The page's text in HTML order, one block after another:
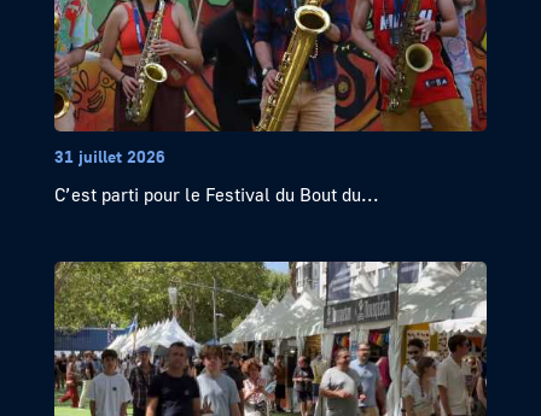
31 juillet 2026
C’est parti pour le Festival du Bout du...